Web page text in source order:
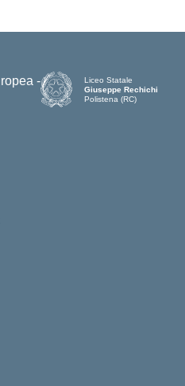
Liceo Statale
Giuseppe Rechichi
Polistena (RC)